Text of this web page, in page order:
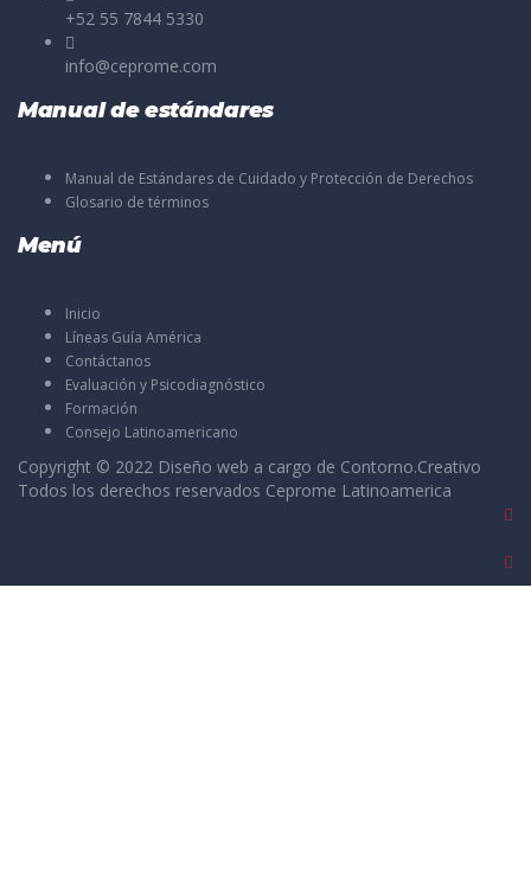
+52 55 7844 5330
info@ceprome.com
Manual de estándares
Manual de Estándares de Cuidado y Protección de Derechos
Glosario de términos
Menú
Inicio
Líneas Guía América
Contáctanos
Evaluación y Psicodiagnóstico
Formación
Consejo Latinoamericano
Copyright © 2022 Diseño web a cargo de Contorno.Creativo
Todos los derechos reservados Ceprome Latinoamerica